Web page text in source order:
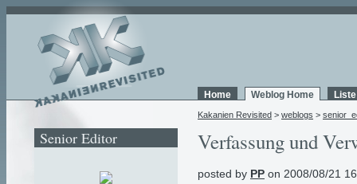
Home Weblog Home
Kakanien Revisited > weblogs >
Verfassung und
posted by PP on 2008/08/21
Senior Editor